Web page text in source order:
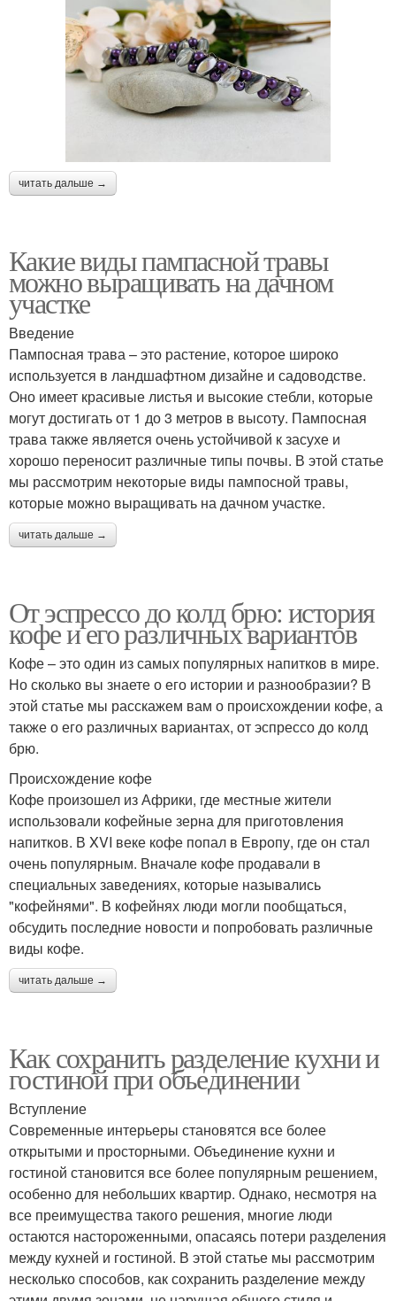
читать дальше →
Какие виды пампасной травы
можно выращивать на дачном
участке
Введение
Пампосная трава – это растение, которое широко
используется в ландшафтном дизайне и садоводстве.
Оно имеет красивые листья и высокие стебли, которые
могут достигать от 1 до 3 метров в высоту. Пампосная
трава также является очень устойчивой к засухе и
хорошо переносит различные типы почвы. В этой статье
мы рассмотрим некоторые виды пампосной травы,
которые можно выращивать на дачном участке.
читать дальше →
От эспрессо до колд брю: история
кофе и его различных вариантов
Кофе – это один из самых популярных напитков в мире.
Но сколько вы знаете о его истории и разнообразии? В
этой статье мы расскажем вам о происхождении кофе, а
также о его различных вариантах, от эспрессо до колд
брю.
Происхождение кофе
Кофе произошел из Африки, где местные жители
использовали кофейные зерна для приготовления
напитков. В XVI веке кофе попал в Европу, где он стал
очень популярным. Вначале кофе продавали в
специальных заведениях, которые назывались
"кофейнями". В кофейнях люди могли пообщаться,
обсудить последние новости и попробовать различные
виды кофе.
читать дальше →
Как сохранить разделение кухни и
гостиной при объединении
Вступление
Современные интерьеры становятся все более
открытыми и просторными. Объединение кухни и
гостиной становится все более популярным решением,
особенно для небольших квартир. Однако, несмотря на
все преимущества такого решения, многие люди
остаются настороженными, опасаясь потери разделения
между кухней и гостиной. В этой статье мы рассмотрим
несколько способов, как сохранить разделение между